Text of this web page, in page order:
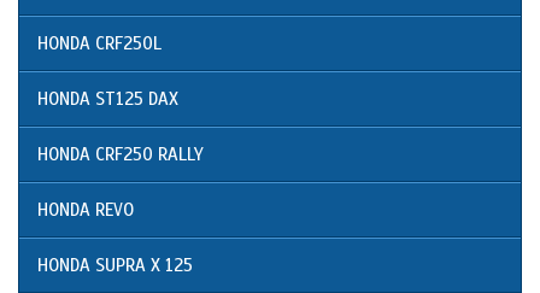
HONDA CRF250L
HONDA ST125 DAX
HONDA CRF250 RALLY
HONDA REVO
HONDA SUPRA X 125